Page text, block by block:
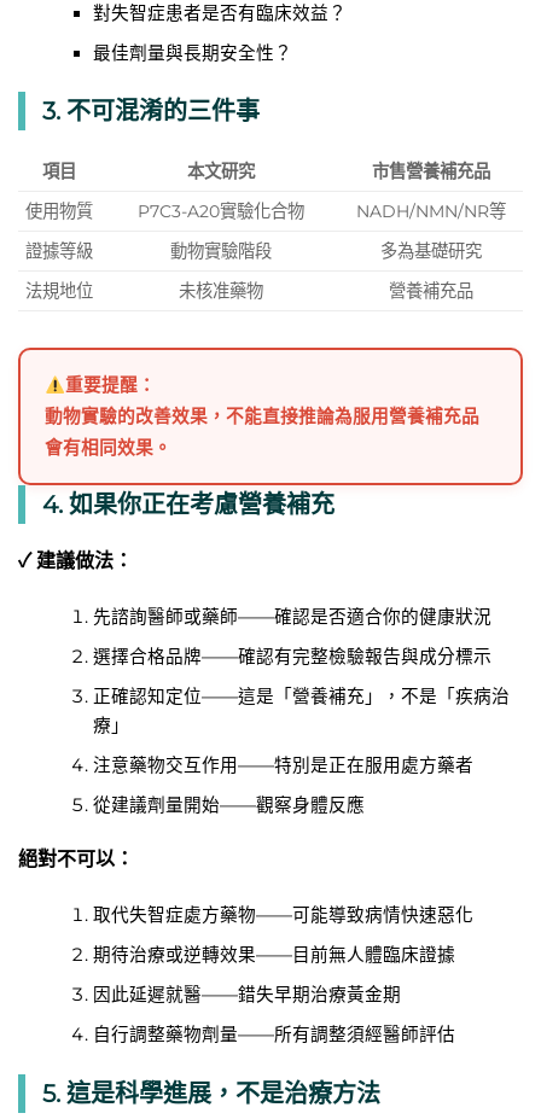
對失智症患者是否有臨床效益？
最佳劑量與長期安全性？
3. 不可混淆的三件事
項目 本文研究
市售營養補充品
使用物質
P7C3-A20實驗化合物
NADH/NMN/NR等
證據等級
動物實驗階段
多為基礎研究
法規地位
未核准藥物 營養補充品
重要提醒：
動物實驗的改善效果，不能直接推論為服用營養補充品
會有相同效果。
4. 如果你正在考慮營養補充
✓ 建議做法：
先諮詢醫師或藥師——確認是否適合你的健康狀況
選擇合格品牌——確認有完整檢驗報告與成分標示
正確認知定位——這是「營養補充」，不是「疾病治
療」
注意藥物交互作用——特別是正在服用處方藥者
從建議劑量開始——觀察身體反應
絕對不可以：
取代失智症處方藥物——可能導致病情快速惡化
期待治療或逆轉效果——目前無人體臨床證據
因此延遲就醫——錯失早期治療黃金期
自行調整藥物劑量——所有調整須經醫師評估
5. 這是科學進展，不是治療方法